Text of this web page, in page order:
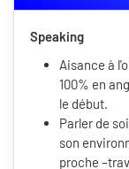
Speaking
Aisance à
100% en
le début.
Parler de
son
proche